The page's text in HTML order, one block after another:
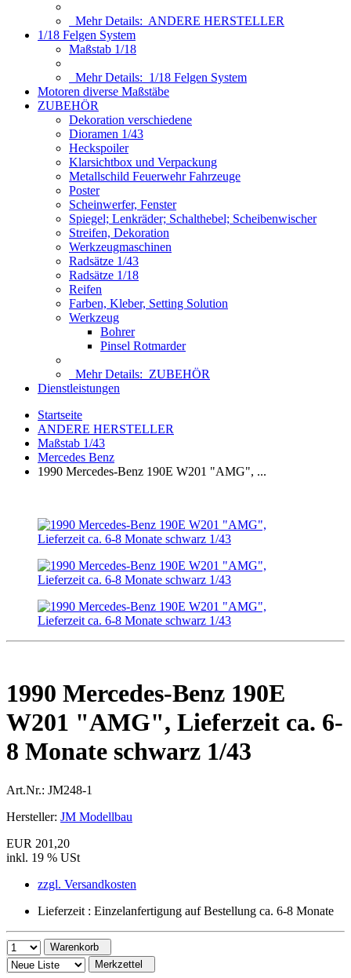
Mehr Details: ANDERE HERSTELLER
1/18 Felgen System
Maßstab 1/18
Mehr Details: 1/18 Felgen System
Motoren diverse Maßstäbe
ZUBEHÖR
Dekoration verschiedene
Dioramen 1/43
Heckspoiler
Klarsichtbox und Verpackung
Metallschild Feuerwehr Fahrzeuge
Poster
Scheinwerfer, Fenster
Spiegel; Lenkräder; Schalthebel; Scheibenwischer
Streifen, Dekoration
Werkzeugmaschinen
Radsätze 1/43
Radsätze 1/18
Reifen
Farben, Kleber, Setting Solution
Werkzeug
Bohrer
Pinsel Rotmarder
Mehr Details: ZUBEHÖR
Dienstleistungen
Startseite
ANDERE HERSTELLER
Maßstab 1/43
Mercedes Benz
1990 Mercedes-Benz 190E W201 "AMG", ...
1990 Mercedes-Benz 190E
W201 "AMG", Lieferzeit ca. 6-
8 Monate schwarz 1/43
Art.Nr.: JM248-1
Hersteller: JM Modellbau
EUR 201,20
inkl. 19 % USt
zzgl. Versandkosten
Lieferzeit : Einzelanfertigung auf Bestellung ca. 6-8 Monate
Warenkorb
Merkzettel